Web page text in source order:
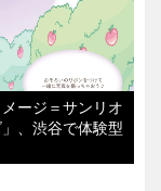
ージ＝サンリオ
、渋谷で体験型